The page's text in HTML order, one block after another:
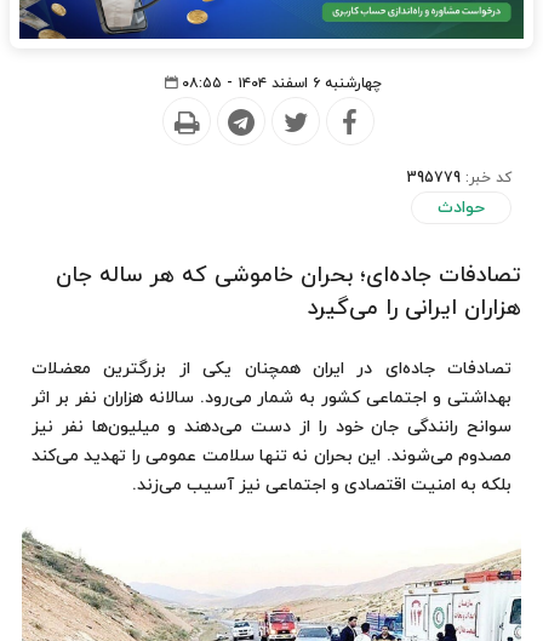
چهارشنبه ۶ اسفند ۱۴۰۴ - ۰۸:۵۵
کد خبر: 395779
حوادث
تصادفات جاده‌ای؛ بحران خاموشی که هر ساله جان
هزاران ایرانی را می‌گیرد
تصادفات جاده‌ای در ایران همچنان یکی از بزرگترین معضلات
بهداشتی و اجتماعی کشور به شمار می‌رود. سالانه هزاران نفر بر اثر
سوانح رانندگی جان خود را از دست می‌دهند و میلیون‌ها نفر نیز
مصدوم می‌شوند. این بحران نه تنها سلامت عمومی را تهدید می‌کند
بلکه به امنیت اقتصادی و اجتماعی نیز آسیب می‌زند.